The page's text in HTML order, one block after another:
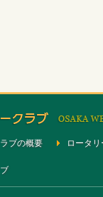
ブの概要 ロータ